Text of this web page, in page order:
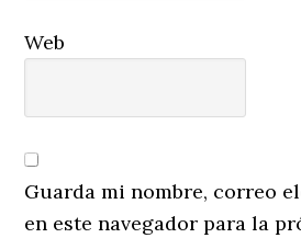
Web
Guarda mi nombre, correo
en este navegador para la